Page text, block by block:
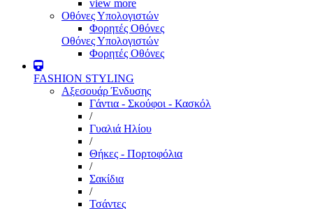
view more
Οθόνες Υπολογιστών
Φορητές Οθόνες
Οθόνες Υπολογιστών
Φορητές Οθόνες
FASHION STYLING
Αξεσουάρ Ένδυσης
Γάντια - Σκούφοι - Κασκόλ
/
Γυαλιά Ηλίου
/
Θήκες - Πορτοφόλια
/
Σακίδια
/
Τσάντες